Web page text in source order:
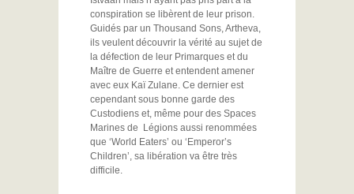
conspiration se libèrent de leur prison.
Guidés par un Thousand Sons, Artheva,
ils veulent découvrir la vérité au sujet de
la défection de leur Primarques et du
Maître de Guerre et entendent amener
avec eux Kaï Zulane. Ce dernier est
cependant sous bonne garde des
Custodiens et, même pour des Spaces
Marines de Légions aussi renommées
que ‘World Eaters’ ou ‘Emperor’s
Children’, sa libération va être très
difficile.